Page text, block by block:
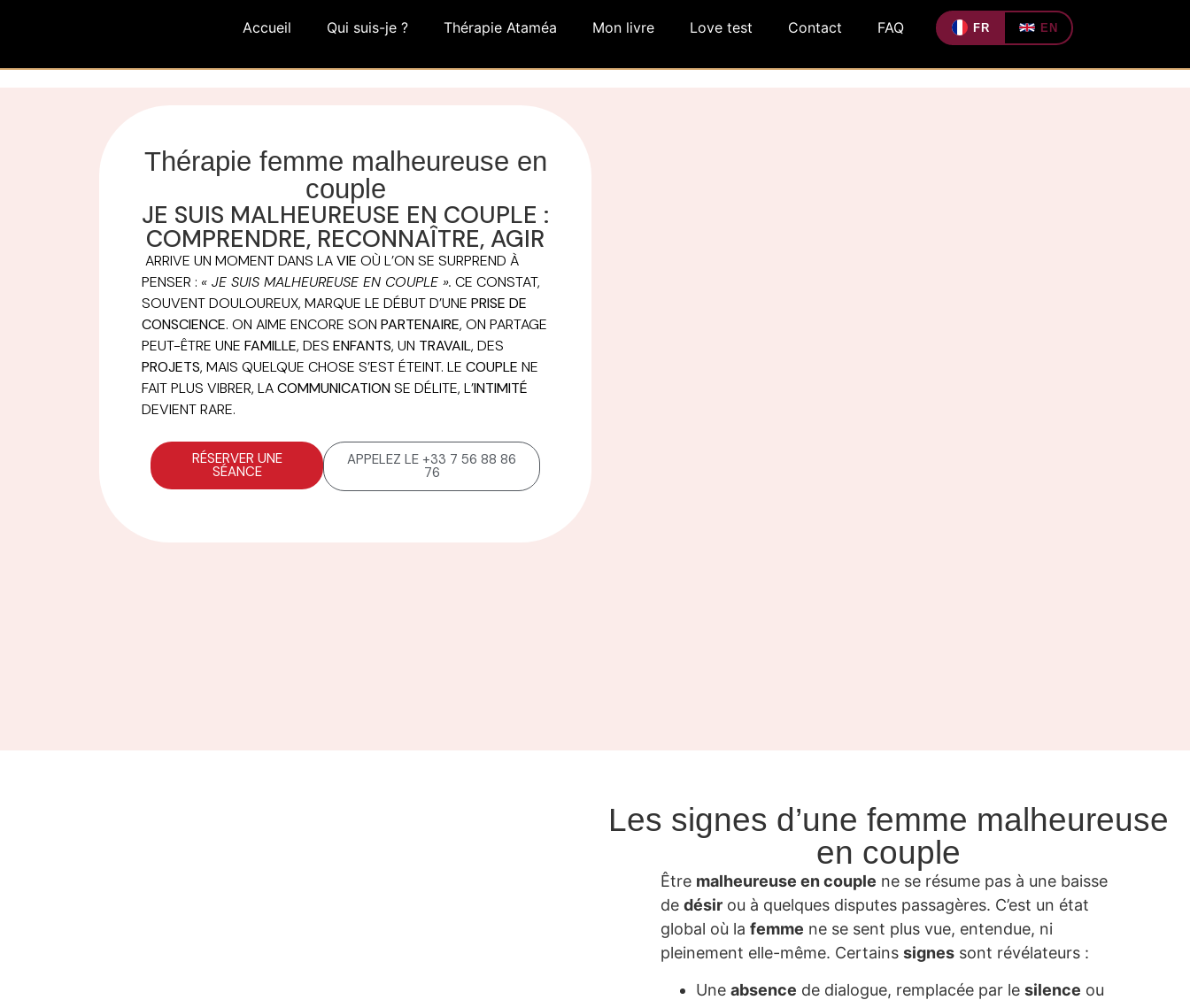
Accueil Qui suis-je ? Thérapie Ataméa Mon livre Love test Contact FAQ FR EN
Thérapie femme malheureuse en
couple
JE SUIS MALHEUREUSE EN COUPLE :
COMPRENDRE, RECONNAÎTRE, AGIR
ARRIVE UN MOMENT DANS LAVIE OÙ L’ON SE SURPREND À
PENSER : « JE SUIS MALHEUREUSE EN COUPLE ». CE CONSTAT,
SOUVENT DOULOUREUX, MARQUE LE DÉBUT D’UNE PRISE DE
CONSCIENCE. ON AIME ENCORE SON PARTENAIRE, ON PARTAGE
PEUT-ÊTRE UNE FAMILLE, DES ENFANTS, UN TRAVAIL, DES
PROJETS, MAIS QUELQUE CHOSE S’EST ÉTEINT. LE COUPLE NE
FAIT PLUS VIBRER, LACOMMUNICATIONSE DÉLITE, L’INTIMITÉ
DEVIENT RARE.
RÉSERVER UNE
SÉANCE
APPELEZ LE +33 7 56 88 86
76
Les signes d’une femme malheureuse
en couple
Être malheureuse en couple ne se résume pas à une baisse
dedésir ou à quelques disputes passagères. C’est un état
global où lafemme ne se sent plus vue, entendue, ni
pleinement elle-même. Certainssignes sont révélateurs :
Uneabsence de dialogue, remplacée par lesilence ou